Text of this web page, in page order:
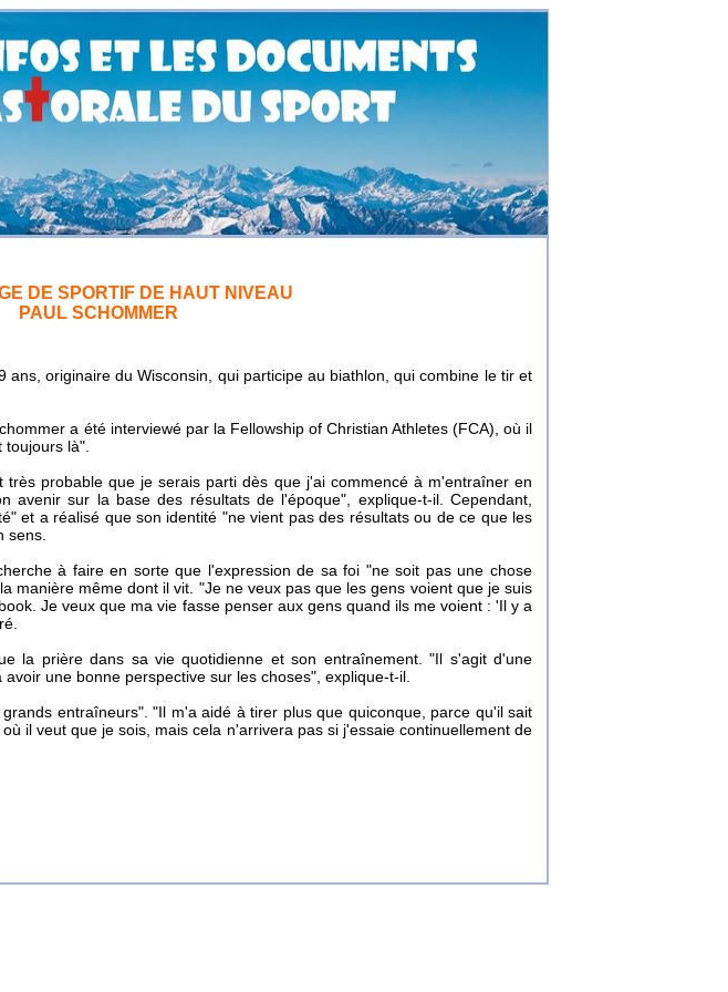
DE SPORTIF DE HAUT NIVEAU
PAUL SCHOMMER
originaire du Wisconsin, qui participe au biathlon, qui combine le tir et
a été interviewé par la Fellowship of Christian Athletes (FCA), où il
là".
probable que je serais parti dès que j'ai commencé à m'entraîner en
avenir sur la base des résultats de l'époque", explique-t-il. Cependant,
et a réalisé que son identité "ne vient pas des résultats ou de ce que les
sens.
à faire en sorte que l'expression de sa foi "ne soit pas une chose
manière même dont il vit. "Je ne veux pas que les gens voient que je suis
Je veux que ma vie fasse penser aux gens quand ils me voient : 'Il y a
la prière dans sa vie quotidienne et son entraînement. "Il s'agit d'une
une bonne perspective sur les choses", explique-t-il.
entraîneurs". "Il m'a aidé à tirer plus que quiconque, parce qu'il sait
il veut que je sois, mais cela n'arrivera pas si j'essaie continuellement de